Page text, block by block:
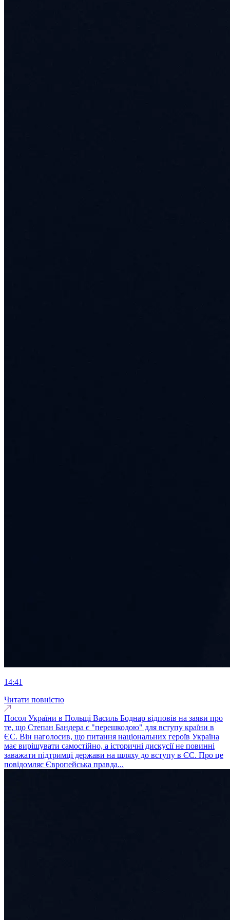
14:41
Читати повністю
Посол України в Польщі Василь Боднар відповів на заяви про
те, що Степан Бандера є "перешкодою" для вступу країни в
ЄС. Він наголосив, що питання національних героїв Україна
має вирішувати самостійно, а історичні дискусії не повинні
заважати підтримці держави на шляху до вступу в ЄС. Про це
повідомляє Європейська правда...